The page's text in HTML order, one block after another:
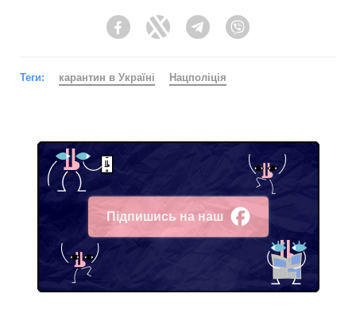
FacebookTwitter Telegram
Теги: карантин в Україні Нацполіція
Підпишись на наш
Facebook